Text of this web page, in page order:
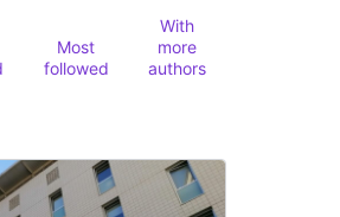
Most
followed
With
more
authors